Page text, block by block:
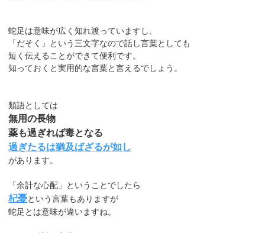
蛇足は意味が広く知れ渡っていますし、
「だそく」という三文字なので話し言葉としても
短く伝えることができて便利です。
知っておくと実用的な言葉と言えるでしょう。
類語としては
無用の長物
薬も過ぎれば毒となる
過ぎたるは猶及ばざるが如し
があります。
「余計な心配」ということでしたら
杞憂という言葉もありますが
蛇足とは意味が違いますね。